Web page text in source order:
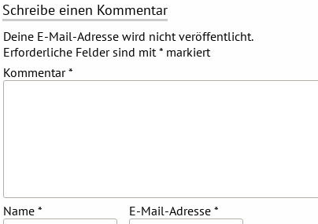
Schreibe einen Kommentar
Deine E-Mail-Adresse wird nicht veröffentlicht.
Erforderliche Felder sind mit* markiert
Kommentar*
Name * E-Mail-Adresse *